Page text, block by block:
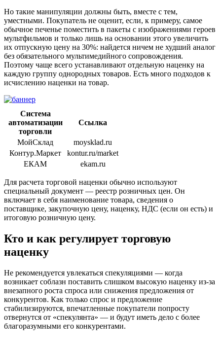
Но такие манипуляции должны быть, вместе с тем,
уместными. Покупатель не оценит, если, к примеру, самое
обычное печенье поместить в пакеты с изображениями героев
мультфильмов и только лишь на основании этого увеличить
их отпускную цену на 30%: найдется ничем не худший аналог
без обязательного мультимедийного сопровождения.
Поэтому чаще всего устанавливают отдельную наценку на
каждую группу однородных товаров. Есть много подходов к
исчислению наценки на товар.
Система
автоматизации
торговли
Ссылка
МойСклад
moysklad.ru
Контур.Маркет
kontur.ru/market
ЕКАМ
ekam.ru
Для расчета торговой наценки обычно используют
специальный документ — реестр розничных цен. Он
включает в себя наименование товара, сведения о
поставщике, закупочную цену, наценку, НДС (если он есть) и
итоговую розничную цену.
Кто и как регулирует торговую
наценку
Не рекомендуется увлекаться спекуляциями — когда
возникает соблазн поставить слишком высокую наценку из-за
внезапного роста спроса или снижения предложения от
конкурентов. Как только спрос и предложение
стабилизируются, впечатленные покупатели попросту
отвернутся от «спекулянта» — и будут иметь дело с более
благоразумными его конкурентами.